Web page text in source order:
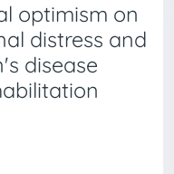
optimism on
distress and
disease